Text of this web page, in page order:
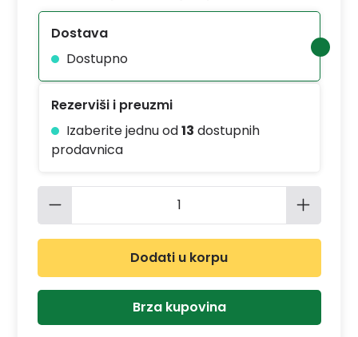
Dostava
Dostupno
Rezerviši i preuzmi
Izaberite jednu od13 dostupnih
prodavnica
Količina proizvoda: Unesite
Dodati u korpu
Brza kupovina